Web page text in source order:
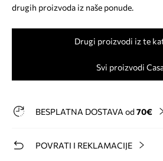
drugih proizvoda iz naše ponude.
Drugi proizvodi iz te
Svi proizvodi
BESPLATNA DOSTAVA od 70€
POVRATI I REKLAMACIJE